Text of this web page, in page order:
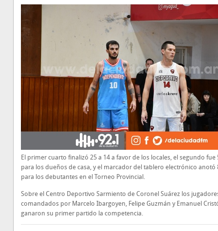
El primer cuarto finalizó 25 a 14 a favor de los locales, el segundo fue
para los dueños de casa, y el marcador del tablero electrónico anotó
para los debutantes en el Torneo Provincial.
Sobre el Centro Deportivo Sarmiento de Coronel Suárez los
comandados por Marcelo Ibargoyen, Felipe Guzmán y Emanuel
ganaron su primer partido la competencia.